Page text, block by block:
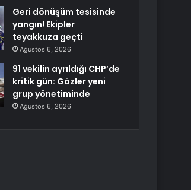
Geri dönüşüm tesisinde
yangın! Ekipler
teyakkuza geçti
Ağustos 6, 2026
91 vekilin ayrıldığı CHP’de
kritik gün: Gözler yeni
grup yönetiminde
Ağustos 6, 2026